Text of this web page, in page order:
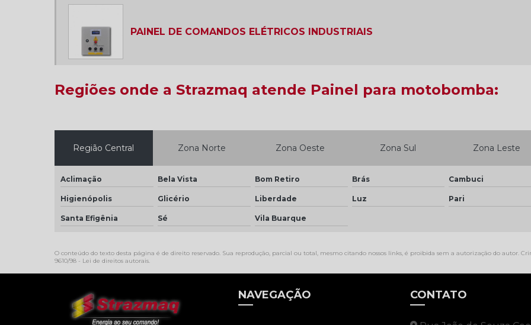
PAINEL DE COMANDOS ELÉTRICOS INDUSTRIAIS
Regiões onde a Strazmaq atende Painel para motobomba:
Região Central Zona Norte Zona Oeste Zona Sul Zona Leste
Aclimação Bela Vista Bom Retiro Brás Cambuci
Higienópolis Glicério Liberdade Luz Pari
Santa Efigênia Sé Vila Buarque
O conteúdo do texto desta página é de direito reservado. Sua reprodução, parcial ou total, mesmo citando nossos links, é proibida sem a autorização do autor.
9610/98 - Lei de direitos autorais.
NAVEGAÇÃO CONTATO